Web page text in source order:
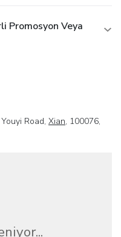
Promosyon Veya
Road, Xian, 100076,